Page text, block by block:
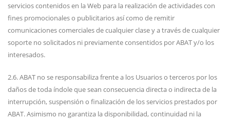
servicios contenidos en la Web para la realización de actividades con
fines promocionales o publicitarios así como de remitir
comunicaciones comerciales de cualquier clase y a través de cualquier
soporte no solicitados ni previamente consentidos por ABAT y/o los
interesados.
2.6. ABAT no se responsabiliza frente a los Usuarios o terceros por los
daños de toda índole que sean consecuencia directa o indirecta de la
interrupción, suspensión o finalización de los servicios prestados por
ABAT. Asimismo no garantiza la disponibilidad, continuidad ni la